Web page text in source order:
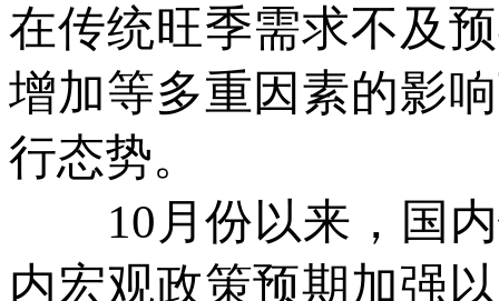
在传统旺季需求不及
增加等多重因素的影
行态势。
10月份以来，国内
内宏观政策预期加强